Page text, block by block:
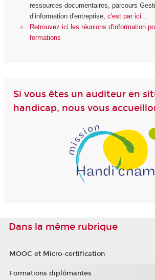
ressources documentaires, parcours
d’information d'entreprise, c'est par ici...
Retrouvez ici les réunions d'information
formations
Si vous êtes un auditeur en
handicap, nous vous
Dans la même rubrique
MOOC et Micro-certification
Formations diplômantes